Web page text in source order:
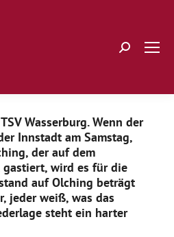
Search:
Wasserburg. Wenn der
Innstadt am Samstag,
der auf dem
gastiert, wird es für die
auf Olching beträgt
jeder weiß, was das
steht ein harter